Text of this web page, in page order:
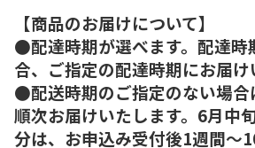
【商品のお届けについて】
●配達時期が選べます。配達時
合、ご指定の配達時期にお届け
●配送時期のご指定のない場合
順次お届けいたします。6月中
分は、お申込み受付後1週間～